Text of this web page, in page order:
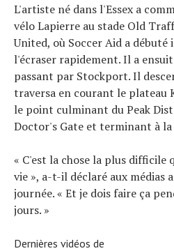
L'artiste né dans l'Essex a
vélo Lapierre au stade Old
United, où Soccer Aid a
l'écraser rapidement. Il a
passant par Stockport. Il
traversa en courant le plateau
le point culminant du Peak
Doctor's Gate et terminant à la
« C'est la chose la plus difficile
vie », a-t-il déclaré aux médias
journée. « Et je dois faire ça
jours. »
Dernières vidéos de
Tendances
Tous nos articles
À propos